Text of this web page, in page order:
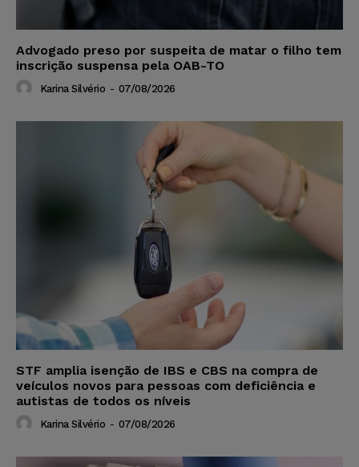
Advogado preso por suspeita de matar o filho tem
inscrição suspensa pela OAB-TO
Karina Silvério - 07/08/2026
STF amplia isenção de IBS e CBS na compra de
veículos novos para pessoas com deficiência e
autistas de todos os níveis
Karina Silvério - 07/08/2026